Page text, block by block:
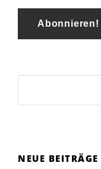
NEUE BEITRÄGE